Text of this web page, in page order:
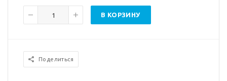
В КОРЗИНУ
Поделиться